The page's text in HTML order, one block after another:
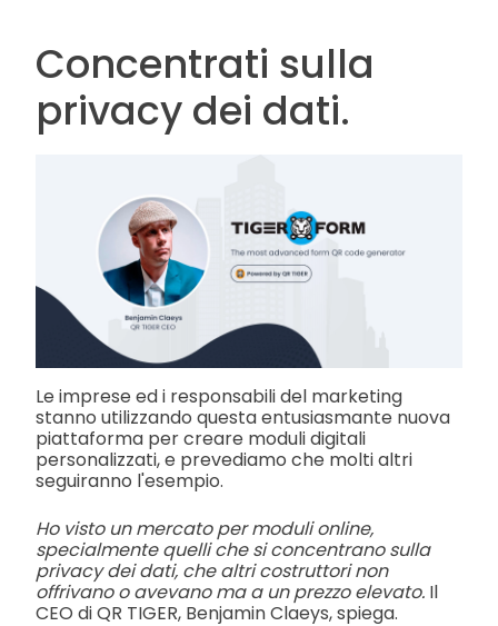
Concentrati sulla
privacy dei dati.
Le imprese ed i responsabili del marketing
stanno utilizzando questa entusiasmante nuova
piattaforma per creare moduli digitali
personalizzati, e prevediamo che molti altri
seguiranno l'esempio.
Ho visto un mercato per moduli online,
specialmente quelli che si concentrano sulla
privacy dei dati, che altri costruttori non
offrivano o avevano ma a un prezzo elevato. Il
CEO di QR TIGER, Benjamin Claeys, spiega.